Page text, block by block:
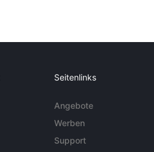
Seitenlinks
Angebote
Werben
Support